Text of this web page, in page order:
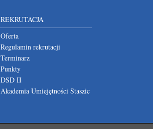
REKRUTACJA
Oferta
Regulamin rekrutacji
Terminarz
Punkty
DSD II
Akademia Umiejętności Staszic